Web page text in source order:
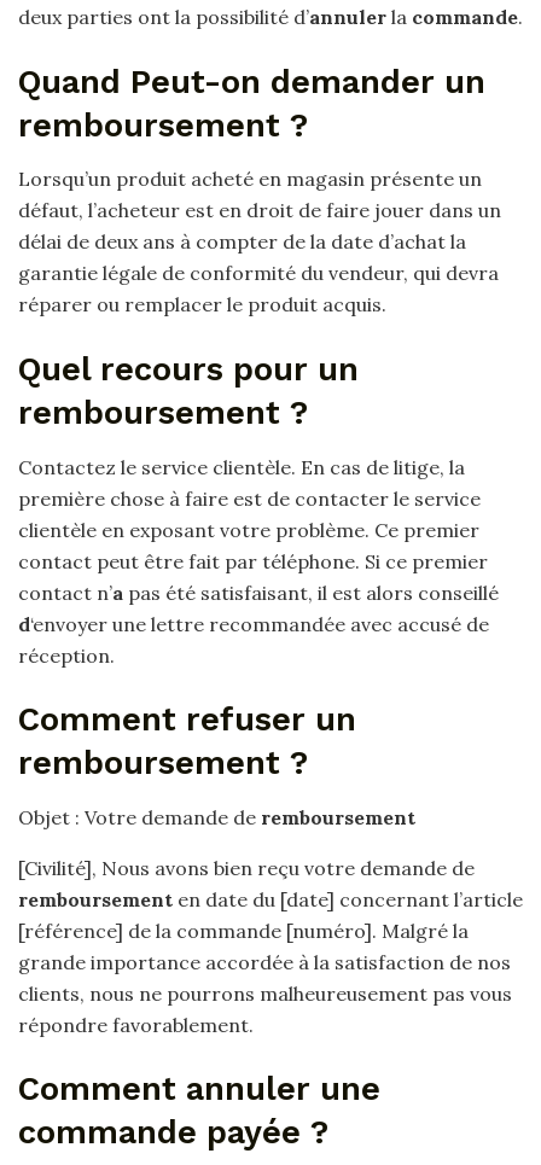
deux parties ont la possibilité d’annuler la commande.
Quand Peut-on demander un
remboursement ?
Lorsqu’un produit acheté en magasin présente un
défaut, l’acheteur est en droit de faire jouer dans un
délai de deux ans à compter de la date d’achat la
garantie légale de conformité du vendeur, qui devra
réparer ou remplacer le produit acquis.
Quel recours pour un
remboursement ?
Contactez le service clientèle. En cas de litige, la
première chose à faire est de contacter le service
clientèle en exposant votre problème. Ce premier
contact peut être fait par téléphone. Si ce premier
contact n’a pas été satisfaisant, il est alors conseillé
d‘envoyer une lettre recommandée avec accusé de
réception.
Comment refuser un
remboursement ?
Objet : Votre demande de remboursement
[Civilité], Nous avons bien reçu votre demande de
remboursement en date du [date] concernant l’article
[référence] de la commande [numéro]. Malgré la
grande importance accordée à la satisfaction de nos
clients, nous ne pourrons malheureusement pas vous
répondre favorablement.
Comment annuler une
commande payée ?